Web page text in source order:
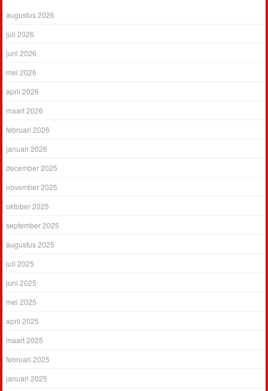
augustus 2026
juli 2026
juni 2026
mei 2026
april 2026
maart 2026
februari 2026
januari 2026
december 2025
november 2025
oktober 2025
september 2025
augustus 2025
juli 2025
juni 2025
mei 2025
april 2025
maart 2025
februari 2025
januari 2025